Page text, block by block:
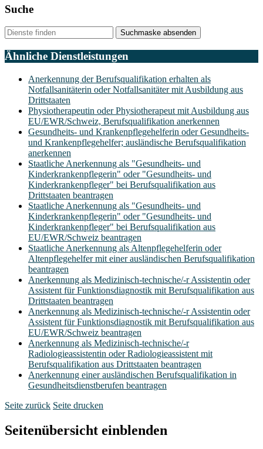
Suche
Suchmaske absenden
Ähnliche Dienstleistungen
Anerkennung der Berufsqualifikation erhalten als
Notfallsanitäterin oder Notfallsanitäter mit Ausbildung aus
Drittstaaten
Physiotherapeutin oder Physiotherapeut mit Ausbildung aus
EU/EWR/Schweiz, Berufsqualifikation anerkennen
Gesundheits- und Krankenpflegehelferin oder Gesundheits-
und Krankenpflegehelfer; ausländische Berufsqualifikation
anerkennen
Staatliche Anerkennung als "Gesundheits- und
Kinderkrankenpflegerin" oder "Gesundheits- und
Kinderkrankenpfleger" bei Berufsqualifikation aus
Drittstaaten beantragen
Staatliche Anerkennung als "Gesundheits- und
Kinderkrankenpflegerin" oder "Gesundheits- und
Kinderkrankenpfleger" bei Berufsqualifikation aus
EU/EWR/Schweiz beantragen
Staatliche Anerkennung als Altenpflegehelferin oder
Altenpflegehelfer mit einer ausländischen Berufsqualifikation
beantragen
Anerkennung als Medizinisch-technische/-r Assistentin oder
Assistent für Funktionsdiagnostik mit Berufsqualifikation aus
Drittstaaten beantragen
Anerkennung als Medizinisch-technische/-r Assistentin oder
Assistent für Funktionsdiagnostik mit Berufsqualifikation aus
EU/EWR/Schweiz beantragen
Anerkennung als Medizinisch-technische/-r
Radiologieassistentin oder Radiologieassistent mit
Berufsqualifikation aus Drittstaaten beantragen
Anerkennung einer ausländischen Berufsqualifikation in
Gesundheitsdienstberufen beantragen
Seite zurück Seite drucken
Seitenübersicht einblenden